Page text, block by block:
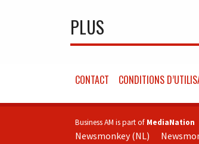
PLUS
CONTACT CONDITIONS
Business AM is part of MediaNation
Newsmonkey (NL)